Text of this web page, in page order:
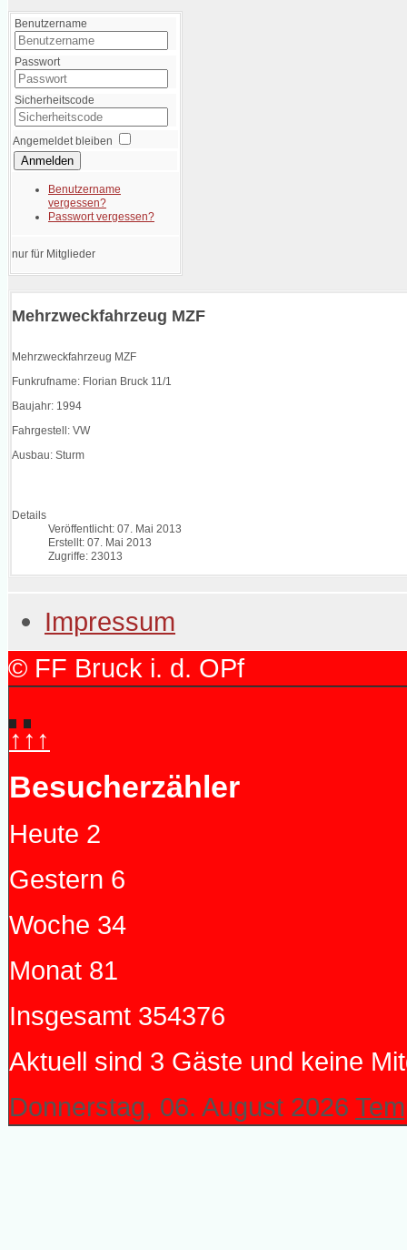
Benutzername
Passwort
Sicherheitscode
Angemeldet bleiben
Anmelden
Benutzername
vergessen?
Passwort vergessen?
nur für Mitglieder
Mehrzweckfahrzeug MZF
Mehrzweckfahrzeug MZF
Funkrufname: Florian Bruck 11/1
Baujahr: 1994
Fahrgestell: VW
Ausbau: Sturm
Details
Veröffentlicht: 07. Mai 2013
Erstellt: 07. Mai 2013
Zugriffe: 23013
Impressum
© FF Bruck i. d. OPf
↑↑↑
Besucherzähler
Heute 2
Gestern 6
Woche 34
Monat 81
Insgesamt 354376
Aktuell sind 3 Gäste und keine
Donnerstag, 06. August 2026